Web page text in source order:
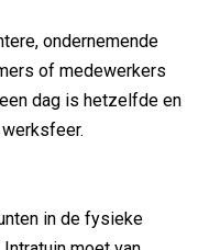
ondernemende
of medewerkers
dag is hetzelfde en
in de fysieke